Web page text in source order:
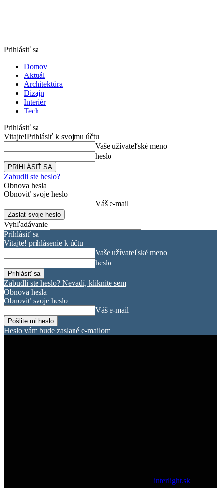
Prihlásiť sa
Domov
Aktuál
Architektúra
Dizajn
Interiér
Tech
Prihlásiť sa
Vitajte!Prihlásiť k svojmu účtu
Vaše užívateľské meno
heslo
Zabudli ste heslo?
Obnova hesla
Obnoviť svoje heslo
Váš e-mail
Vyhľadávanie
Prihlásiť sa
Vitajte! prihlásenie k účtu
Vaše užívateľské meno
heslo
Zabudli ste heslo? Nevadí, kliknite sem
Obnova hesla
Obnoviť svoje heslo
Váš e-mail
Heslo vám bude zaslané e-mailom
interlight.sk